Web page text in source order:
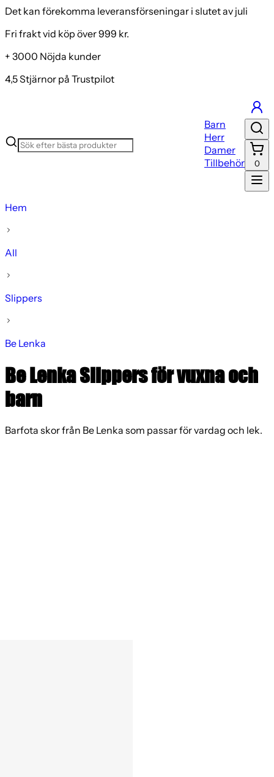
Det kan förekomma leveransförseningar i slutet av juli
Fri frakt vid köp över 999 kr.
+ 3000 Nöjda kunder
4,5 Stjärnor på Trustpilot
Barn
Herr
Damer
Tillbehör
0
Hem
All
Slippers
Be Lenka
Be Lenka Slippers för vuxna och
barn
Barfota skor från Be Lenka som passar för vardag och lek.